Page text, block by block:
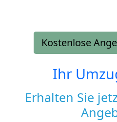
Kostenlose
Ihr
Erhalten Sie